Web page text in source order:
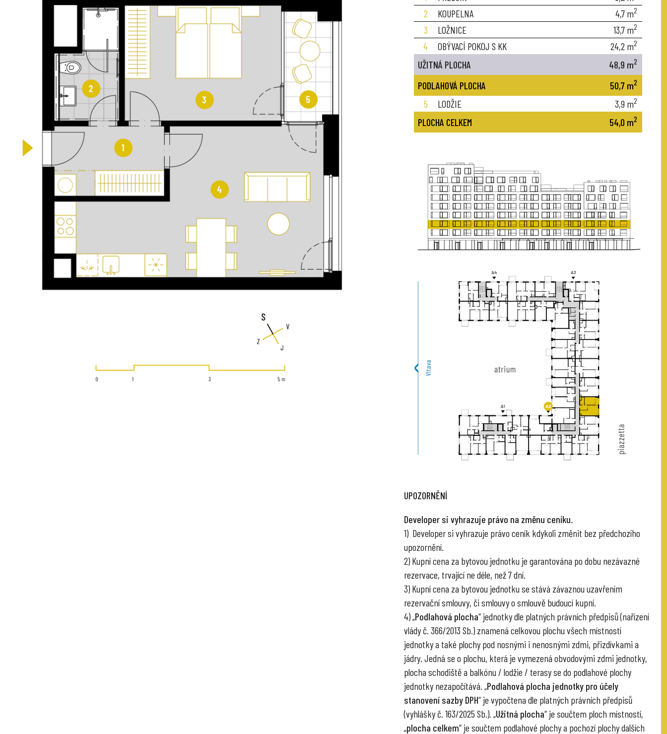
2
KOUPELNA 4,7 m2
3 LOŽNICE 13,7 m2
4 OBÝVACÍ POKOJ S KK 24,2 m2
UŽITNÁ PLOCHA 48,9 m2
PODLAHOVÁ PLOCHA 50,7 m2
5 LODŽIE 3,9 m2
PLOCHA CELKEM 54,0 m2
UPOZORNĚNÍ
Developer si vyhrazuje právo na změnu ceníku.
1) Developer si vyhrazuje právo ceník kdykoli změnit bez předchozího
upozornění.
2) Kupní cena za bytovou jednotku je garantována po dobu nezávazné
rezervace, trvající ne déle, než 7 dní.
3) Kupní cena za bytovou jednotku se stává závaznou uzavřením
rezervační smlouvy, či smlouvy o smlouvě budoucí kupní.
4) „Podlahová plocha“ jednotky dle platných právních předpisů (nařízení
vlády č. 366/2013 Sb.) znamená celkovou plochu všech místností
jednotky a také plochy pod nosnými i nenosnými zdmi, přizdívkami a
jádry. Jedná se o plochu, která je vymezená obvodovými zdmi jednotky,
plocha schodiště a balkónu / lodžie / terasy se do podlahové plochy
jednotky nezapočítává. „Podlahová plocha jednotky pro účely
stanovení sazby DPH“ je vypočtena dle platných právních předpisů
(vyhlášky č. 163/2025 Sb.). „Užitná plocha“ je součtem ploch místností,
„plocha celkem“ je součtem podlahové plochy a pochozí plochy dalších